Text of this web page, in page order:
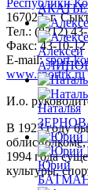
Республики
167023, г.
Тел.: (8212)
Факс: 43-10-12
E-mail:sport-
www.sportrk.ru
И.о.
В 1923 году
облисполкоме,
1994 года
культуры,
Алексей
Наталья
Юрий